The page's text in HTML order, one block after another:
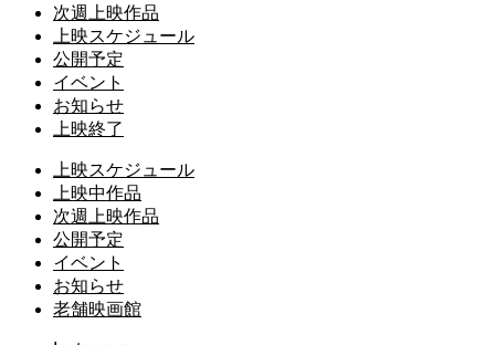
次週上映作品
上映スケジュール
公開予定
イベント
お知らせ
上映終了
上映スケジュール
上映中作品
次週上映作品
公開予定
イベント
お知らせ
老舗映画館